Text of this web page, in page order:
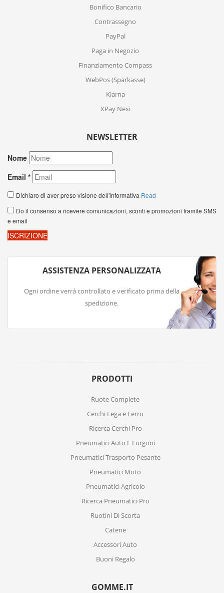
Bonifico Bancario
Contrassegno
PayPal
Paga in Negozio
Finanziamento Compass
WebPos (Sparkasse)
Klarna
XPay Nexi
NEWSLETTER
ASSISTENZA PERSONALIZZATA
Ogni ordine verrá controllato e verificato prima della
spedizione.
PRODOTTI
Ruote Complete
Cerchi Lega e Ferro
Ricerca Cerchi Pro
Pneumatici Auto E Furgoni
Pneumatici Trasporto Pesante
Pneumatici Moto
Pneumatici Agricolo
Ricerca Pneumatici Pro
Ruotini Di Scorta
Catene
Accessori Auto
Buoni Regalo
GOMME.IT